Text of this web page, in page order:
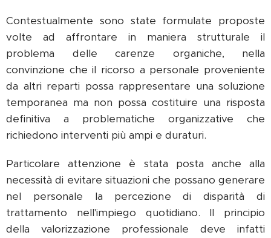
Contestualmente sono state formulate proposte
volte ad affrontare in maniera strutturale il
problema delle carenze organiche, nella
convinzione che il ricorso a personale proveniente
da altri reparti possa rappresentare una soluzione
temporanea ma non possa costituire una risposta
definitiva a problematiche organizzative che
richiedono interventi più ampi e duraturi.
Particolare attenzione è stata posta anche alla
necessità di evitare situazioni che possano generare
nel personale la percezione di disparità di
trattamento nell'impiego quotidiano. Il principio
della valorizzazione professionale deve infatti